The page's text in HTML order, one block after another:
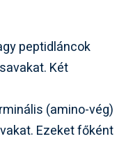
peptidláncok
Két
(amino-vég)
Ezeket főként